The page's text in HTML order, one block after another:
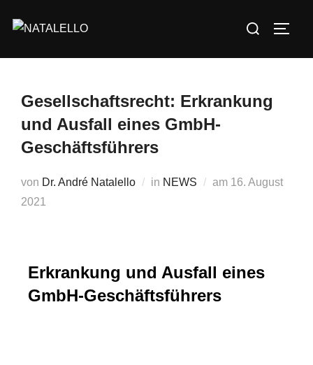
Gesellschaftsrecht: Erkrankung
und Ausfall eines GmbH-
Geschäftsführers
von Dr. André Natalello in NEWS am 16. August
2021
Erkrankung und Ausfall eines
GmbH-Geschäftsführers